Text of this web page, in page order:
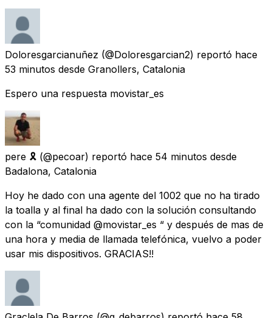
Doloresgarcianuñez (@Doloresgarcian2) reportó hace
53 minutos desde Granollers, Catalonia
Espero una respuesta movistar_es
pere 🎗 (@pecoar) reportó hace 54 minutos desde
Badalona, Catalonia
Hoy he dado con una agente del 1002 que no ha tirado
la toalla y al final ha dado con la solución consultando
con la “comunidad @movistar_es “ y después de mas de
una hora y media de llamada telefónica, vuelvo a poder
usar mis dispositivos. GRACIAS!!